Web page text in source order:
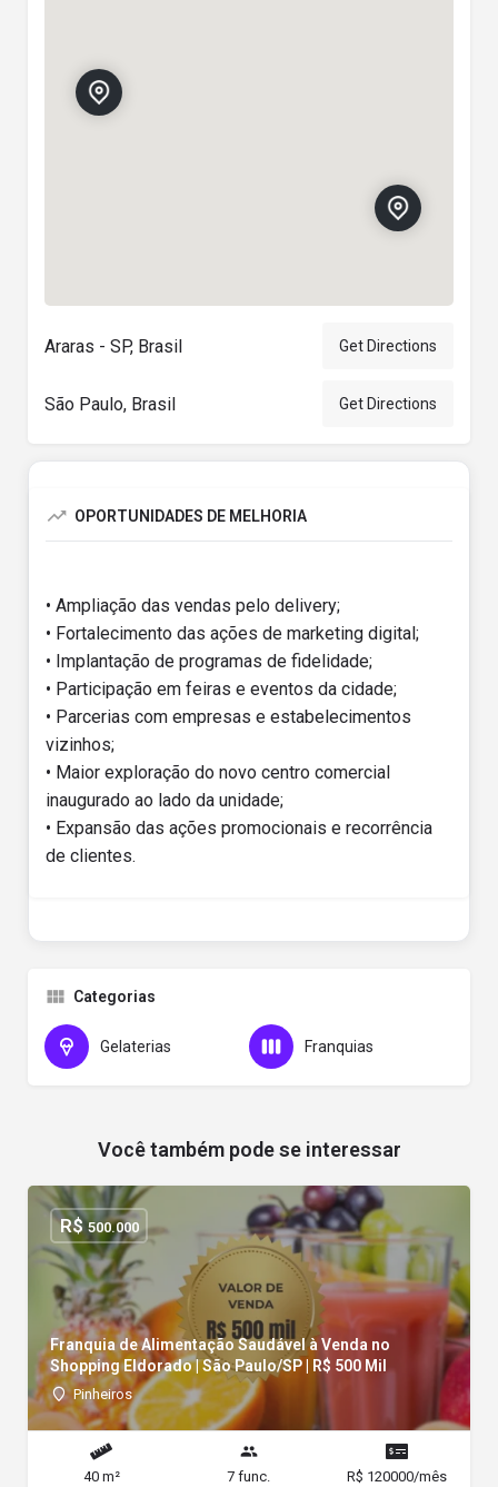
Araras - SP, Brasil Get Directions
São Paulo, Brasil Get Directions
OPORTUNIDADES DE MELHORIA
• Ampliação das vendas pelo delivery;
• Fortalecimento das ações de marketing digital;
• Implantação de programas de fidelidade;
• Participação em feiras e eventos da cidade;
• Parcerias com empresas e estabelecimentos
vizinhos;
• Maior exploração do novo centro comercial
inaugurado ao lado da unidade;
• Expansão das ações promocionais e recorrência
de clientes.
Categorias
Gelaterias Franquias
Você também pode se interessar
Franquia de Alimentação Saudável à Venda no
Shopping Eldorado | São Paulo/SP | R$ 500 Mil
Pinheiros
R$500.000
40 m² 7 func. R$ 120000/mês